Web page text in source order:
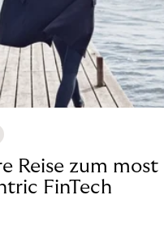
Reise zum most
FinTech